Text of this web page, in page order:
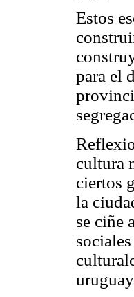
Estos
para el
cultura
ciertos
la
se ciñe